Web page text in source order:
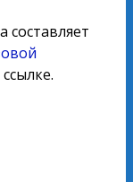
составляет